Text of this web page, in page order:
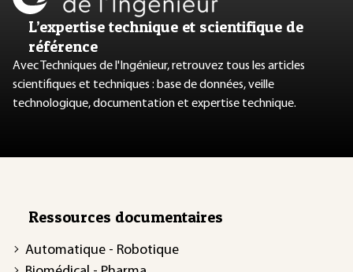
L’expertise technique et scientifique de
référence
Avec Techniques de l'Ingénieur, retrouvez tous les articles
scientifiques et techniques : base de données, veille
technologique, documentation et expertise technique.
Ressources documentaires
Automatique - Robotique